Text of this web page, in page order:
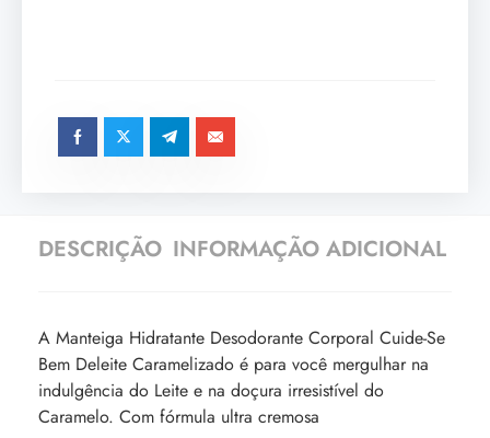
DESCRIÇÃO INFORMAÇÃO ADICIONAL
A Manteiga Hidratante Desodorante Corporal Cuide-Se
Bem Deleite Caramelizado é para você mergulhar na
indulgência do Leite e na doçura irresistível do
Caramelo. Com fórmula ultra cremosa